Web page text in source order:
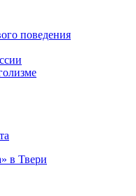
поведения
в Твери